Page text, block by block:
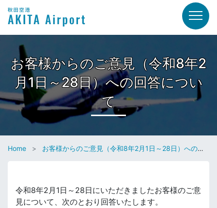
お客様からのご意見（令和8年2
月1日～28日）への回答につい
て
Home お客様からのご意見（令和8年2月1日～28日）への回答について
令和8年2月1日～28日にいただきましたお客様のご意
見について、次のとおり回答いたします。